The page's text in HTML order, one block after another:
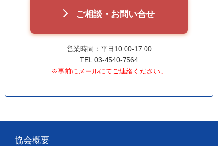
ご相談・お問い合せ
営業時間：平日10:00-17:00
TEL:03-4540-7564
※事前にメールにてご連絡ください。
協会概要